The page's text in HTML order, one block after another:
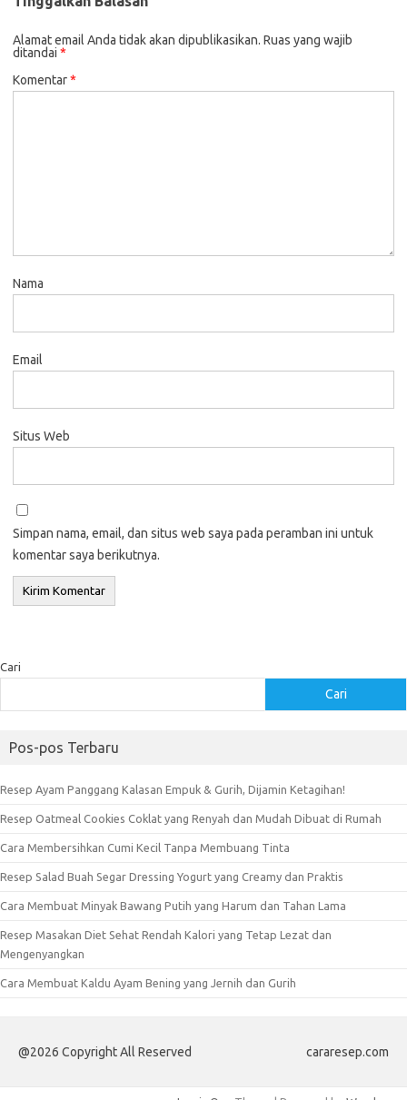
Alamat email Anda tidak akan dipublikasikan. Ruas yang wajib
ditandai *
Komentar*
Nama
Email
Situs Web
Simpan nama, email, dan situs web saya pada peramban ini untuk
komentar saya berikutnya.
Cari
Cari
Pos-pos Terbaru
Resep Ayam Panggang Kalasan Empuk & Gurih, Dijamin Ketagihan!
Resep Oatmeal Cookies Coklat yang Renyah dan Mudah Dibuat di Rumah
Cara Membersihkan Cumi Kecil Tanpa Membuang Tinta
Resep Salad Buah Segar Dressing Yogurt yang Creamy dan Praktis
Cara Membuat Minyak Bawang Putih yang Harum dan Tahan Lama
Resep Masakan Diet Sehat Rendah Kalori yang Tetap Lezat dan
Mengenyangkan
Cara Membuat Kaldu Ayam Bening yang Jernih dan Gurih
@2026 Copyright All Reserved cararesep.com